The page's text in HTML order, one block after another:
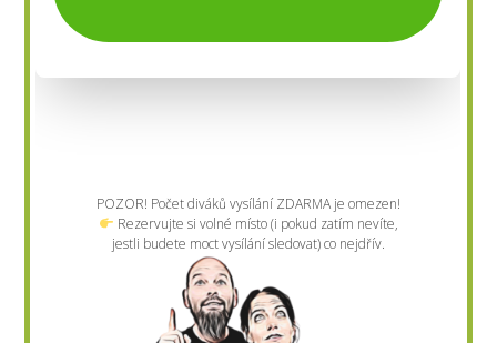
POZOR! Počet diváků vysílání ZDARMA je omezen!
Rezervujte si volné místo (i pokud zatím nevíte,
jestli budete moct vysílání sledovat) co nejdřív.